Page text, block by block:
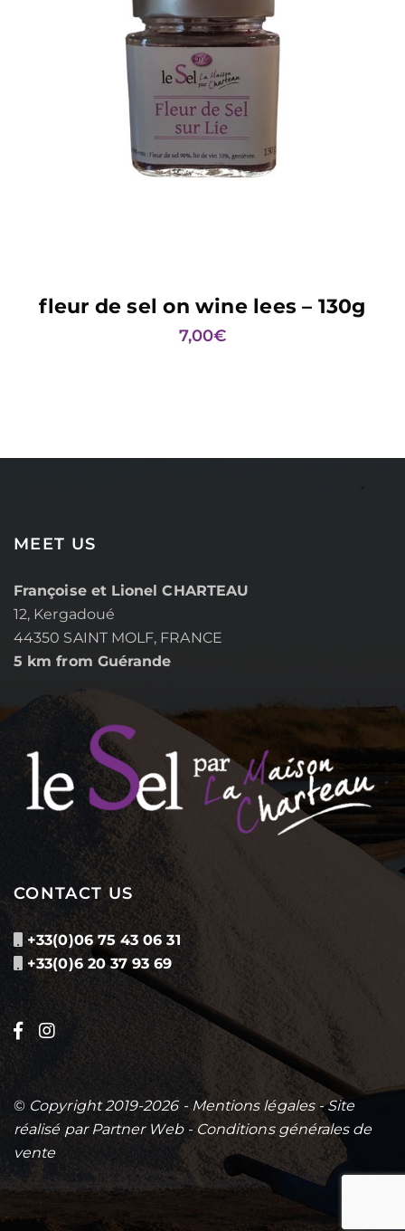
fleur de sel on wine lees – 130g
7,00€
MEET US
Françoise et Lionel CHARTEAU
12, Kergadoué
44350 SAINT MOLF, FRANCE
5 km from Guérande
CONTACT US
+33(0)06 75 43 06 31
+33(0)6 20 37 93 69
© Copyright 2019-2026 -Mentions légales- Site
réalisé par Partner Web- Conditions générales de
vente